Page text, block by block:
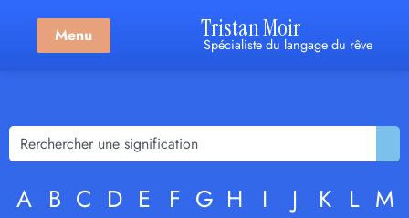
Menu Tristan Moir
Spécialiste du langage du rêve
A B C D E F G H I J K L M